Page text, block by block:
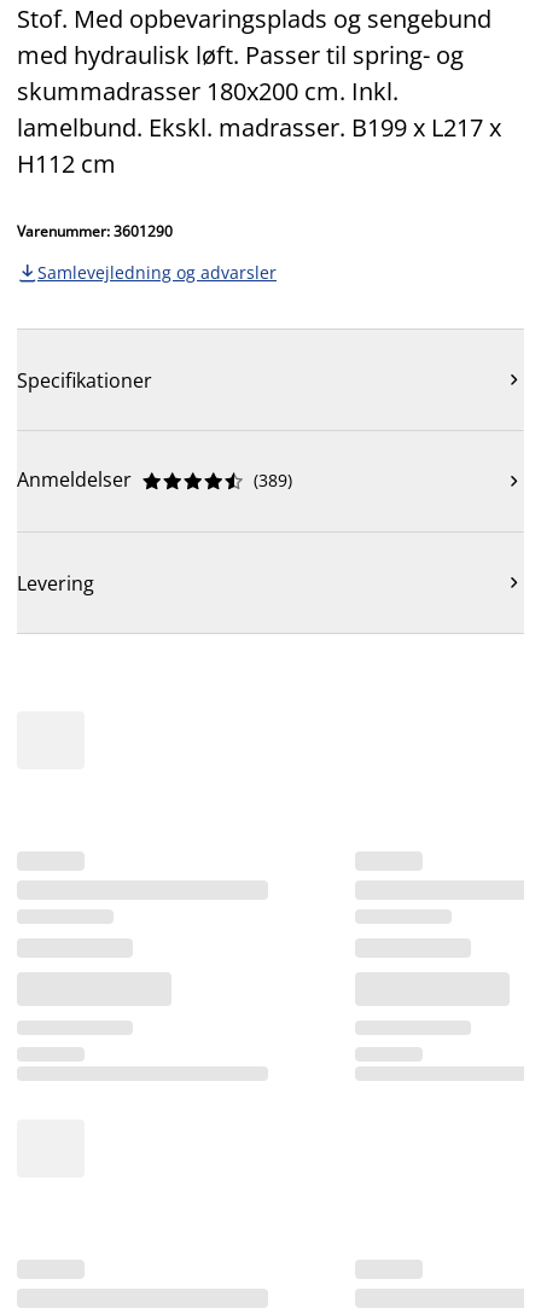
Stof. Med opbevaringsplads og sengebund
med hydraulisk løft. Passer til spring- og
skummadrasser 180x200 cm. Inkl.
lamelbund. Ekskl. madrasser. B199 x L217 x
H112 cm
Varenummer: 3601290
 Samlevejledning og advarsler
Specifikationer 
Anmeldelser 




 (389) 
Levering 